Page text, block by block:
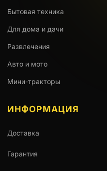
Бытовая техника
Для дома и дачи
Развлечения
Авто и мото
Мини-тракторы
ИНФОРМАЦИЯ
Доставка
Гарантия